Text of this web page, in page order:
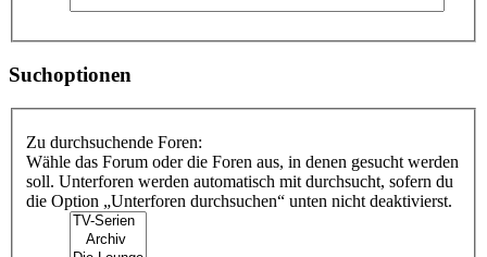
Suchoptionen
Zu durchsuchende Foren:
Wähle das Forum oder die Foren aus, in denen gesucht werden
soll. Unterforen werden automatisch mit durchsucht, sofern du
die Option „Unterforen durchsuchen“ unten nicht deaktivierst.